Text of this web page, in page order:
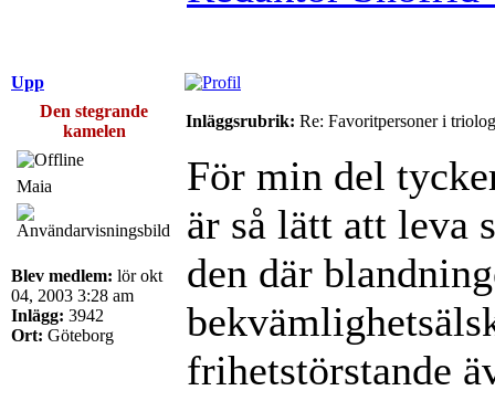
Upp
Den stegrande
kamelen
Inläggsrubrik: Re: Favoritpersoner i
Maia
Blev medlem: lör okt
04, 2003 3:28 am
Inlägg: 3942
Ort: Göteborg
För min del
är så lätt att leva
den där
frihetstörstande